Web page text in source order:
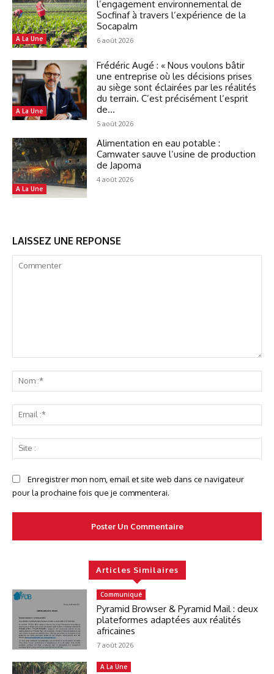
A La Une
l’engagement environnemental de
Socfinaf à travers l’expérience de la
Socapalm
6 août 2026
A La Une
Frédéric Augé : « Nous voulons bâtir
une entreprise où les décisions prises
au siège sont éclairées par les réalités
du terrain. C’est précisément l’esprit
de...
5 août 2026
A La Une
Alimentation en eau potable :
Camwater sauve l’usine de production
de Japoma
4 août 2026
LAISSEZ UNE REPONSE
:*
:*
:
Enregistrer mon nom, email et site web dans ce navigateur
pour la prochaine fois que je commenterai.
Articles Similaires
Communiqué
Pyramid Browser & Pyramid Mail : deux
plateformes adaptées aux réalités
africaines
7 août 2026
A La Une